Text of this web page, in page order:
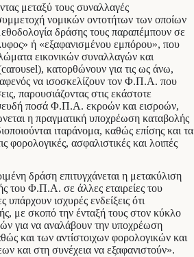
μεταξύ τους συναλλαγές
νομικών οντοτήτων των οποίων
δράσης τους παραπέμπουν σε
ή «εξαφανισμένου εμπόρου», που
εικονικών συναλλαγών και
κατορθώνουν για τις ως άνω,
να ισοσκελίζουν τον Φ.Π.Α. που
παρουσιάζοντας στις εκάστοτε
ποσά Φ.Π.Α. εκροών και εισροών,
η πραγματική υποχρέωση καταβολής
ιταράνομα, καθώς επίσης και τα
φορολογικές, ασφαλιστικές και λοιπές
δράση επιτυγχάνεται η μετακύλιση
του Φ.Π.Α. σε άλλες εταιρείες του
υπάρχουν ισχυρές ενδείξεις ότι
με σκοπό την ένταξή τους στον κύκλο
για να αναλάβουν την υποχρέωση
και των αντίστοιχων φορολογικών και
και στη συνέχεια να εξαφανιστούν».